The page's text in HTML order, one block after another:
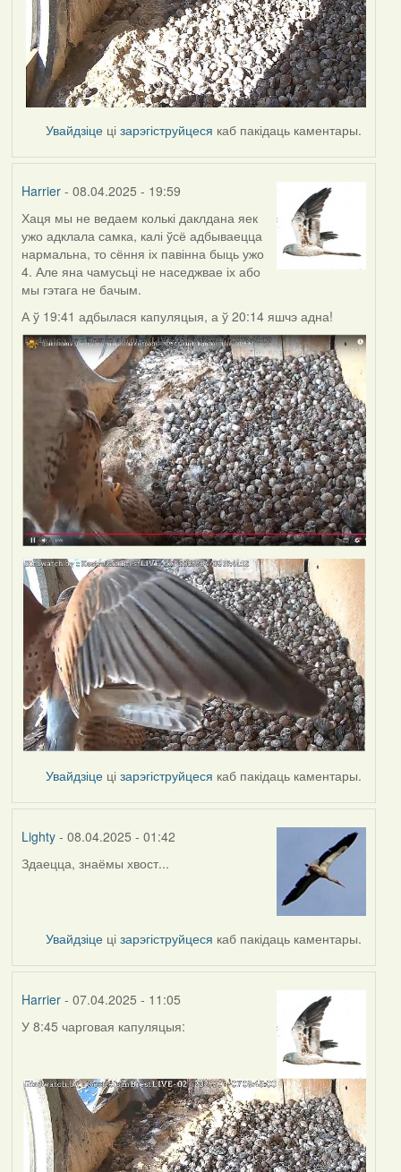
Увайдзіце цізарэгіструйцеся каб пакідаць каментары.
Harrier- 08.04.2025 - 19:59
Хаця мы не ведаем колькі даклдана яек
ужо адклала самка, калі ўсё адбываецца
нармальна, то сёння іх павінна быць ужо
4. Але яна чамусьці не наседжвае іх або
мы гэтага не бачым.
А ў 19:41 адбылася капуляцыя, а ў 20:14 яшчэ адна!
Увайдзіце цізарэгіструйцеся каб пакідаць каментары.
Lighty- 08.04.2025 - 01:42
Здаецца, знаёмы хвост...
Увайдзіце цізарэгіструйцеся каб пакідаць каментары.
Harrier- 07.04.2025 - 11:05
У 8:45 чарговая капуляцыя: